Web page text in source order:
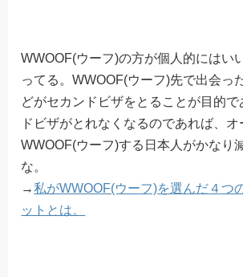
WWOOF(ウーフ)の方が個人的にはい
ってる。WWOOF(ウーフ)先で出会っ
どがセカンドビザをとることが目的
ドビザがとれなくなるのであれば、
WWOOF(ウーフ)する日本人がかなり
な。
→私がWWOOF(ウーフ)を選んだ４つ
ットとは。